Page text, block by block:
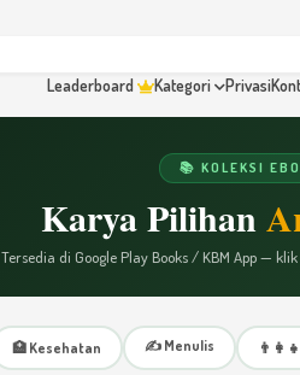
Leaderboard Kategori Privasi
📚 KOLEKSI
Karya Pilihan
Tersedia di Google Play Books / KBM App —
🏥 Kesehatan ✍️ Menulis